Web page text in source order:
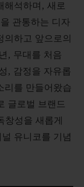
해석하며, 새로
관통하는 디자
의하고 앞으로의
, 무대를 처음
, 감정을 자유롭
리를 만들어왔습
글로벌 브랜드
성을 새롭게
유니코를 기념